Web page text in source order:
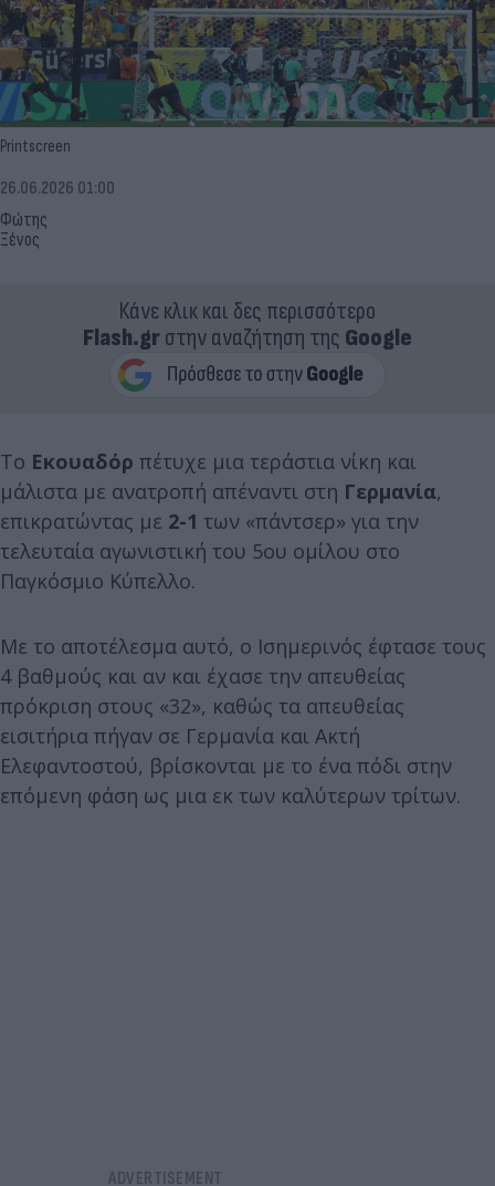
Printscreen
Φώτης
Ξένος
26.06.2026 01:00
Κάνε κλικ και δες περισσότερο
Flash.grστην αναζήτηση της Google
Το Εκουαδόρ πέτυχε μια τεράστια νίκη και
μάλιστα με ανατροπή απέναντι στη Γερμανία,
επικρατώντας με 2-1 των «πάντσερ» για την
τελευταία αγωνιστική του 5ου ομίλου στο
Παγκόσμιο Κύπελλο.
Με το αποτέλεσμα αυτό, ο Ισημερινός έφτασε τους
4 βαθμούς και αν και έχασε την απευθείας
πρόκριση στους «32», καθώς τα απευθείας
εισιτήρια πήγαν σε Γερμανία και Ακτή
Ελεφαντοστού, βρίσκονται με το ένα πόδι στην
επόμενη φάση ως μια εκ των καλύτερων τρίτων.